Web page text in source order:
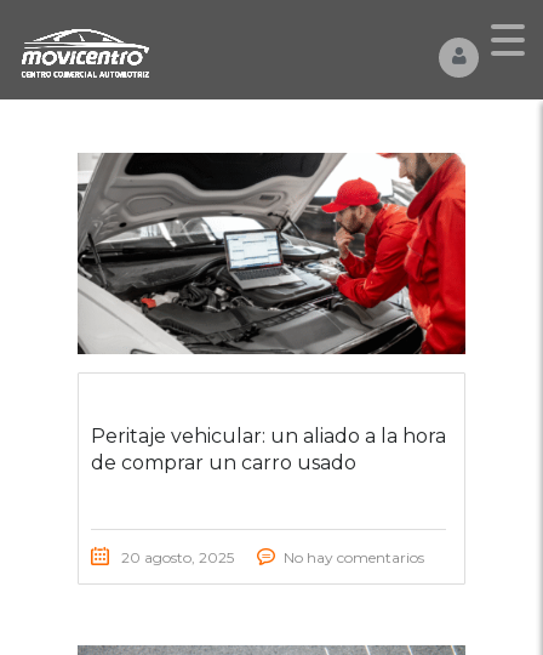
Peritaje vehicular: un aliado a la hora
de comprar un carro usado
20 agosto, 2025 No hay comentarios